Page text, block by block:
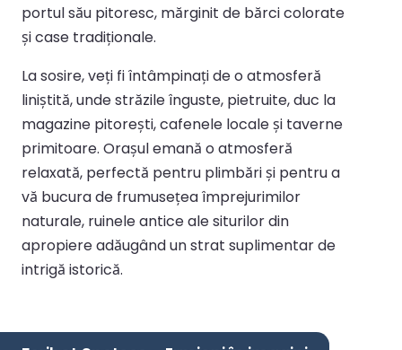
portul său pitoresc, mărginit de bărci colorate
și case tradiționale.
La sosire, veți fi întâmpinați de o atmosferă
liniștită, unde străzile înguste, pietruite, duc la
magazine pitorești, cafenele locale și taverne
primitoare. Orașul emană o atmosferă
relaxată, perfectă pentru plimbări și pentru a
vă bucura de frumusețea împrejurimilor
naturale, ruinele antice ale siturilor din
apropiere adăugând un strat suplimentar de
intrigă istorică.